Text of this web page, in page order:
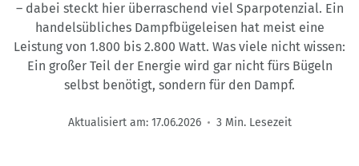
– dabei steckt hier überraschend viel Sparpotenzial. Ein
handelsübliches Dampfbügeleisen hat meist eine
Leistung von 1.800 bis 2.800 Watt. Was viele nicht wissen:
Ein großer Teil der Energie wird gar nicht fürs Bügeln
selbst benötigt, sondern für den Dampf.
Aktualisiert am: 17.06.2026 3 Min. Lesezeit